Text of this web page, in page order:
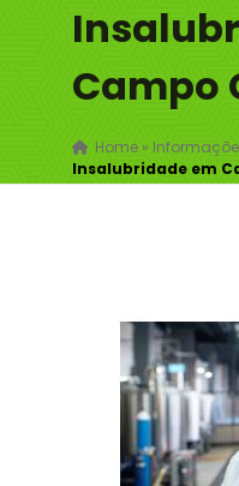
Campo
Home»
Insalubridade em